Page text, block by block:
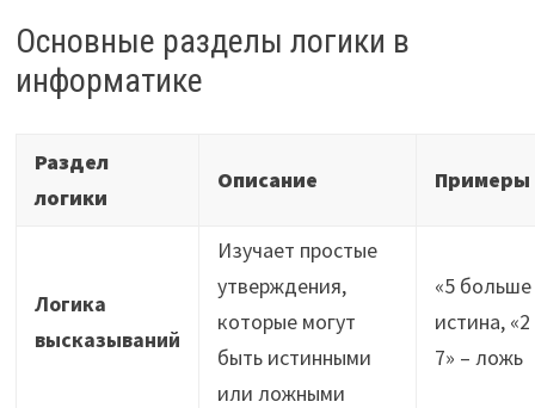
Основные разделы логики в
информатике
Раздел
логики
Описание Примеры
Логика
высказываний
Изучает простые
утверждения,
которые могут
быть истинными
или ложными
«5 больше
истина,
7» – ложь